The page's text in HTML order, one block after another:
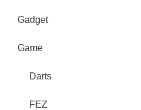
Gadget
Game
Darts
FEZ